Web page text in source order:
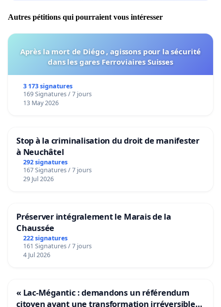
Autres pétitions qui pourraient vous intéresser
Après la mort de Diégo , agissons pour la sécurité
dans les gares Ferroviaires Suisses
3 173 signatures
169 Signatures / 7 jours
13 May 2026
Stop à la criminalisation du droit de manifester
à Neuchâtel
292 signatures
167 Signatures / 7 jours
29 Jul 2026
Préserver intégralement le Marais de la
Chaussée
222 signatures
161 Signatures / 7 jours
4 Jul 2026
« Lac-Mégantic : demandons un référendum
citoyen avant une transformation irréversible